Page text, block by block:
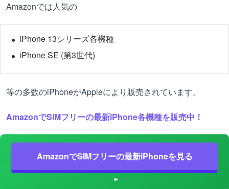
Amazonでは人気の
iPhone 13シリーズ各機種
iPhone SE (第3世代)
等の多数のiPhoneがAppleにより販売されています。
AmazonでSIMフリーの最新iPhone各機種を販売中！
AmazonでSIMフリーの最新iPhoneを見る